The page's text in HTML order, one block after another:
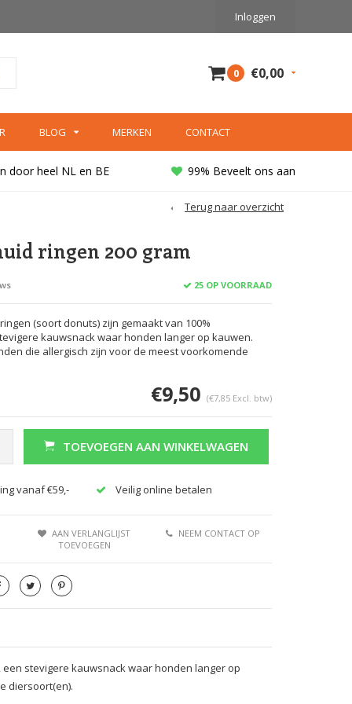
Inloggen
0 €0,00
BLOG MERKEN CONTACT
door heel NL en BE 99% Beveelt ons aan
Terug naar overzicht
ringen 200 gram
25 OP VOORRAAD
(soort donuts) zijn gemaakt van 100%
kauwsnack waar honden langer op kauwen.
die allergisch zijn voor de meest voorkomende
€9,50 (€7,85 Excl. btw)
TOEVOEGEN AAN WINKELWAGEN
vanaf €59,- Veilig online betalen
AAN VERLANGLIJST
TOEVOEGEN
NEEM CONTACT OP
stevigere kauwsnack waar honden langer op
diersoort(en).